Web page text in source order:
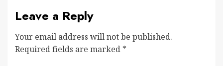
Leave a Reply
Your email address will not be published.
Required fields are marked *